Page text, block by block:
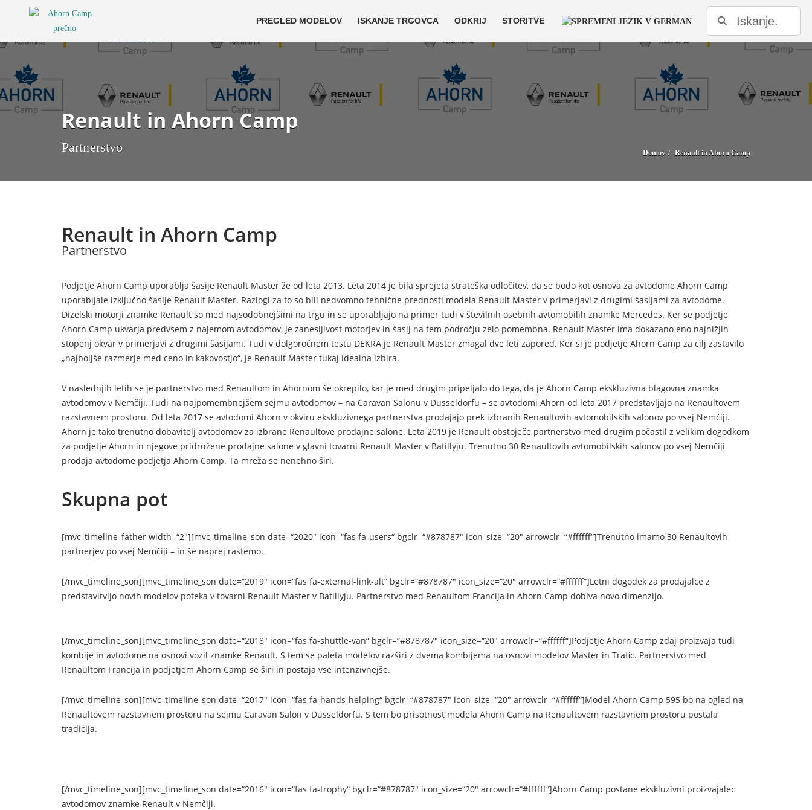
PREGLED MODELOV ISKANJE TRGOVCA ODKRIJ STORITVE
Renault in Ahorn Camp
Partnerstvo Domov Renault in Ahorn Camp
Renault in Ahorn Camp
Partnerstvo
Podjetje Ahorn Camp uporablja šasije Renault Master že od leta 2013. Leta 2014 je bila sprejeta strateška odločitev, da se bodo kot osnova za avtodome Ahorn Camp
uporabljale izključno šasije Renault Master. Razlogi za to so bili nedvomno tehnične prednosti modela Renault Master v primerjavi z drugimi šasijami za avtodome.
Dizelski motorji znamke Renault so med najsodobnejšimi na trgu in se uporabljajo na primer tudi v številnih osebnih avtomobilih znamke Mercedes. Ker se podjetje
Ahorn Camp ukvarja predvsem z najemom avtodomov, je zanesljivost motorjev in šasij na tem področju zelo pomembna. Renault Master ima dokazano eno najnižjih
stopenj okvar v primerjavi z drugimi šasijami. Tudi v dolgoročnem testu DEKRA je Renault Master zmagal dve leti zapored. Ker si je podjetje Ahorn Camp za cilj zastavilo
„najboljše razmerje med ceno in kakovostjo“, je Renault Master tukaj idealna izbira.
V naslednjih letih se je partnerstvo med Renaultom in Ahornom še okrepilo, kar je med drugim pripeljalo do tega, da je Ahorn Camp ekskluzivna blagovna znamka
avtodomov v Nemčiji. Tudi na najpomembnejšem sejmu avtodomov – na Caravan Salonu v Düsseldorfu – se avtodomi Ahorn od leta 2017 predstavljajo na Renaultovem
razstavnem prostoru. Od leta 2017 se avtodomi Ahorn v okviru ekskluzivnega partnerstva prodajajo prek izbranih Renaultovih avtomobilskih salonov po vsej Nemčiji.
Ahorn je tako trenutno dobavitelj avtodomov za izbrane Renaultove prodajne salone. Leta 2019 je Renault obstoječe partnerstvo med drugim počastil z velikim dogodkom
za podjetje Ahorn in njegove pridružene prodajne salone v glavni tovarni Renault Master v Batillyju. Trenutno 30 Renaultovih avtomobilskih salonov po vsej Nemčiji
prodaja avtodome podjetja Ahorn Camp. Ta mreža se nenehno širi.
Skupna pot
[mvc_timeline_father width=“2″][mvc_timeline_son date=“2020″ icon=“fas fa-users“ bgclr=“#878787″ icon_size=“20″ arrowclr=“#ffffff“]Trenutno imamo 30 Renaultovih
partnerjev po vsej Nemčiji – in še naprej rastemo.
[/mvc_timeline_son][mvc_timeline_son date=“2019″ icon=“fas fa-external-link-alt“ bgclr=“#878787″ icon_size=“20″ arrowclr=“#ffffff“]Letni dogodek za prodajalce z
predstavitvijo novih modelov poteka v tovarni Renault Master v Batillyju. Partnerstvo med Renaultom Francija in Ahorn Camp dobiva novo dimenzijo.
[/mvc_timeline_son][mvc_timeline_son date=“2018″ icon=“fas fa-shuttle-van“ bgclr=“#878787″ icon_size=“20″ arrowclr=“#ffffff“]Podjetje Ahorn Camp zdaj proizvaja tudi
kombije in avtodome na osnovi vozil znamke Renault. S tem se paleta modelov razširi z dvema kombijema na osnovi modelov Master in Trafic. Partnerstvo med
Renaultom Francija in podjetjem Ahorn Camp se širi in postaja vse intenzivnejše.
[/mvc_timeline_son][mvc_timeline_son date=“2017″ icon=“fas fa-hands-helping“ bgclr=“#878787″ icon_size=“20″ arrowclr=“#ffffff“]Model Ahorn Camp 595 bo na ogled na
Renaultovem razstavnem prostoru na sejmu Caravan Salon v Düsseldorfu. S tem bo prisotnost modela Ahorn Camp na Renaultovem razstavnem prostoru postala
tradicija.
[/mvc_timeline_son][mvc_timeline_son date=“2016″ icon=“fas fa-trophy“ bgclr=“#878787″ icon_size=“20″ arrowclr=“#ffffff“]Ahorn Camp postane ekskluzivni proizvajalec
avtodomov znamke Renault v Nemčiji.